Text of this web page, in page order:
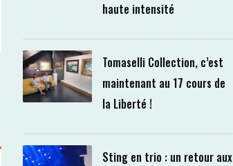
haute intensité
Tomaselli Collection, c’est
maintenant au 17 cours de
la Liberté !
Sting en trio : un retour aux